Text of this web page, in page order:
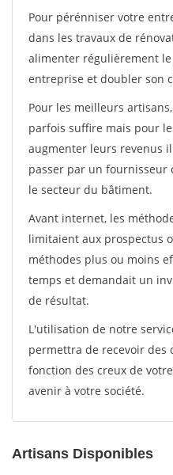
Pour pérénniser votre
dans les travaux de
alimenter régulièrement
entreprise et doubler son
Pour les meilleurs
parfois suffire mais pour
augmenter leurs revenus
passer par un fournisseur
le secteur du bâtiment.
Avant internet, les
limitaient aux prospectus
méthodes plus ou moins
temps et demandait un
de résultat.
L'utilisation de notre
permettra de recevoir des
fonction des creux de
avenir à votre société.
Artisans Disponibles